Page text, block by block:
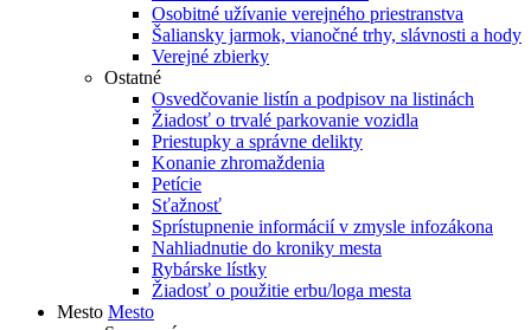
Osobitné užívanie verejného priestranstva
Šaliansky jarmok, vianočné trhy, slávnosti a hody
Verejné zbierky
Ostatné
Osvedčovanie listín a podpisov na listinách
Žiadosť o trvalé parkovanie vozidla
Priestupky a správne delikty
Konanie zhromaždenia
Petície
Sťažnosť
Sprístupnenie informácií v zmysle infozákona
Nahliadnutie do kroniky mesta
Rybárske lístky
Žiadosť o použitie erbu/loga mesta
Mesto Mesto